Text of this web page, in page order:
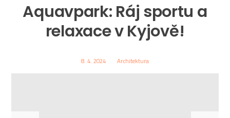
Aquavpark: Ráj sportu a
relaxace v Kyjově!
8. 4. 2024 Architektura